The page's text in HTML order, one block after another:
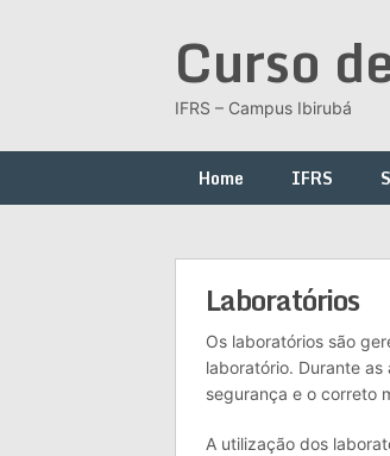
Curso
IFRS – Campus Ibirubá
Home IFRS
Laboratórios
Os laboratórios são
laboratório. Durante
segurança e o correto
A utilização dos